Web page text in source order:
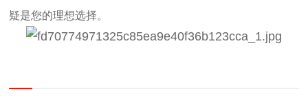
疑是您的理想选择。